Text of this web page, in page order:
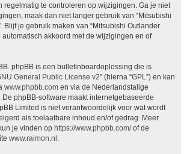
regelmatig te controleren op wijzigingen. Ga je niet
maak dan niet langer gebruik van “Mitsubishi
Blijf je gebruik maken van “Mitsubishi Outlander
automatisch akkoord met de wijzigingen en of
phpBB is een bulletinboardoplossing die is
General Public License v2” (hierna “GPL”) en kan
www.phpbb.com en via de Nederlandstalige
. De phpBB-software maakt internetgebaseerde
Limited is niet verantwoordelijk voor wat wordt
als toelaatbare inhoud en/of gedrag. Meer
je vinden op https://www.phpbb.com/of de
www.raimon.nl .